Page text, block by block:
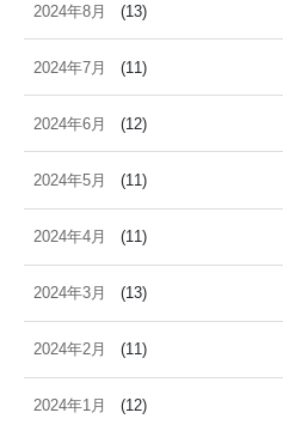
2024年8月 (13)
2024年7月 (11)
2024年6月 (12)
2024年5月 (11)
2024年4月 (11)
2024年3月 (13)
2024年2月 (11)
2024年1月 (12)